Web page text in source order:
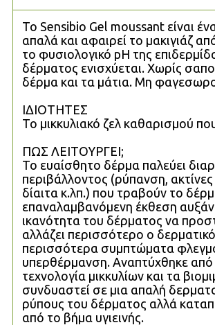
To Sensibio Gel moussant είναι
απαλά και αφαιρεί το μακιγιάζ
το φυσιολογικό pH της
δέρματος ενισχύεται. Χωρίς
δέρμα και τα μάτια. Μη
IΔΙΟΤΗΤΕΣ
Το μικκυλιακό ζελ καθαρισμού
ΠΩΣ ΛΕΙΤΟΥΡΓΕΙ;
Το ευαίσθητο δέρμα παλεύει
περιβάλλοντος (ρύπανση,
δίαιτα κ.λπ.) που τραβούν το
επαναλαμβανόμενη έκθεση
ικανότητα του δέρματος να
αλλάζει περισσότερο ο
περισσότερα συμπτώματα
υπερθέρμανση. Αναπτύχθηκε
τεχνολογία μικκυλίων και τα
συνδυαστεί σε μια απαλή
ρύπους του δέρματος αλλά
από το βήμα υγιεινής.